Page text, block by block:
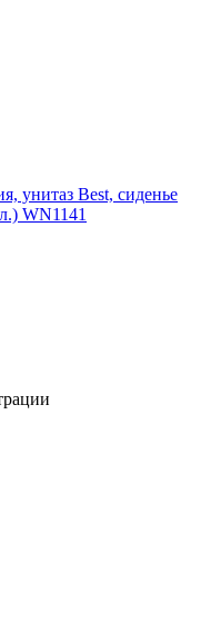
Best, сиденье
WN1141